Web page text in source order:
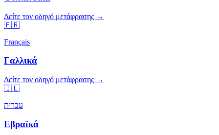
Δείτε τον οδηγό μετάφρασης →
🇫🇷
Français
Γαλλικά
Δείτε τον οδηγό μετάφρασης →
🇮🇱
עברית
Εβραϊκά